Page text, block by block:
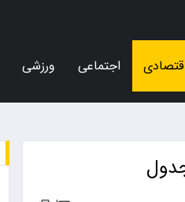
اجتماعی ورزشی